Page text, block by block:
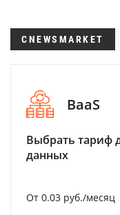
CNEWSMARKET
BaaS
Выбрать тариф
данных
От 0.03 руб./месяц